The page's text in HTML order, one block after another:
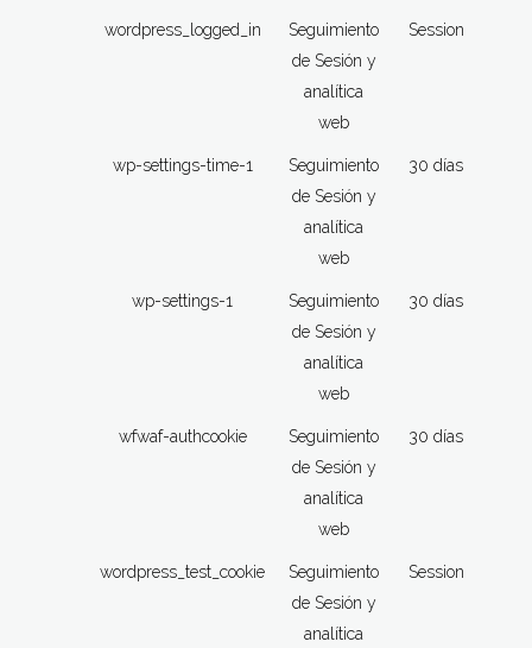
wordpress_logged_in
Seguimiento
de Sesión y
analítica
web
Session
wp-settings-time-1
Seguimiento
de Sesión y
analítica
web
30 días
wp-settings-1
Seguimiento
de Sesión y
analítica
web
30 días
wfwaf-authcookie
Seguimiento
de Sesión y
analítica
web
30 días
wordpress_test_cookie
Seguimiento
de Sesión y
analítica
Session